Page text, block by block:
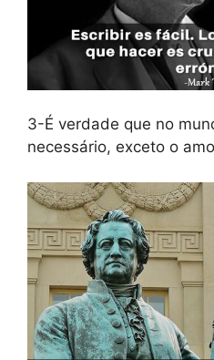
3-É verdade que no
necessário, exceto o